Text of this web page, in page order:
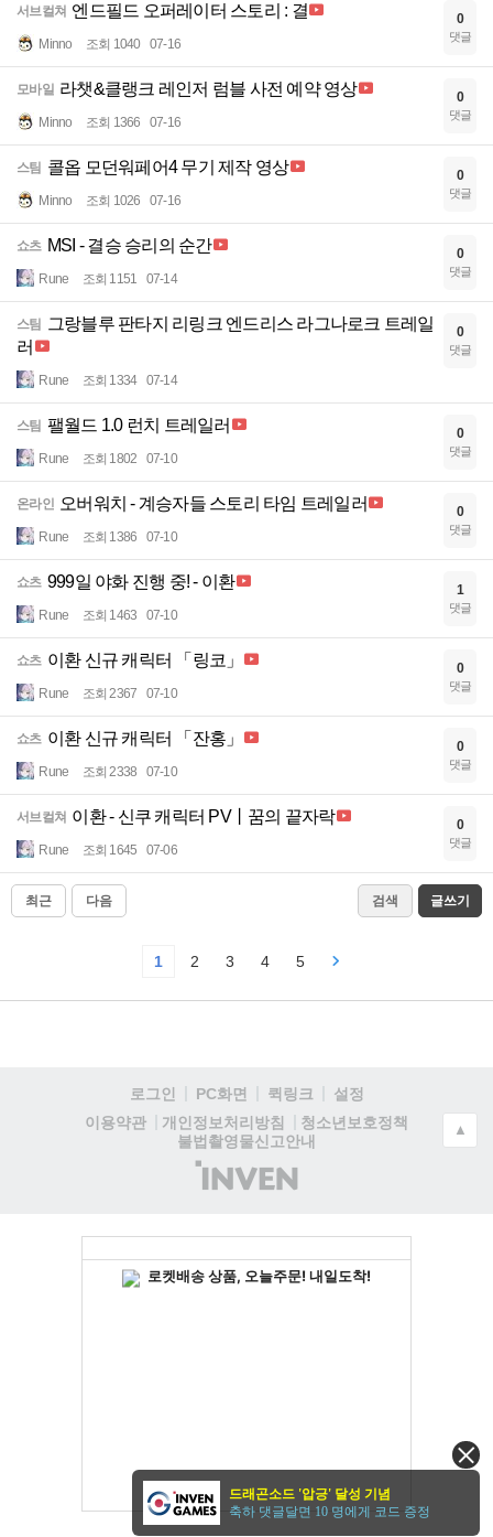
서브컬쳐 엔드필드 오퍼레이터 스토리 : 결
Minno 조회 1040 07-16
0
댓글
모바일 라챗&클랭크 레인저 럼블 사전 예약 영상
Minno 조회 1366 07-16
0
댓글
스팀 콜옵 모던워페어4 무기 제작 영상
Minno 조회 1026 07-16
0
댓글
쇼츠 MSI - 결승 승리의 순간
Rune 조회 1151 07-14
0
댓글
스팀
그랑블루 판타지 리링크 엔드리스 라그나로크 트레일
러
Rune 조회 1334 07-14
0
댓글
스팀 팰월드 1.0 런치 트레일러
Rune 조회 1802 07-10
0
댓글
온라인 오버워치 - 계승자들 스토리 타임 트레일러
Rune 조회 1386 07-10
0
댓글
쇼츠 999일 야화 진행 중! - 이환
Rune 조회 1463 07-10
1
댓글
쇼츠 이환 신규 캐릭터 「링코」
Rune 조회 2367 07-10
0
댓글
쇼츠 이환 신규 캐릭터 「잔홍」
Rune 조회 2338 07-10
0
댓글
서브컬쳐 이환 - 신쿠 캐릭터 PV丨꿈의 끝자락
Rune 조회 1645 07-06
0
댓글
최근 다음 검색 글쓰기
1 2 3 4 5
로그인 PC화면 퀵링크
설정
이용약관
개인정보처리방침
청소년보호정책
불법촬영물신고안내
(주)
인
▲
드래곤소드 '압긍' 달성 기념
축하 댓글달면 10 명에게 코드 증정